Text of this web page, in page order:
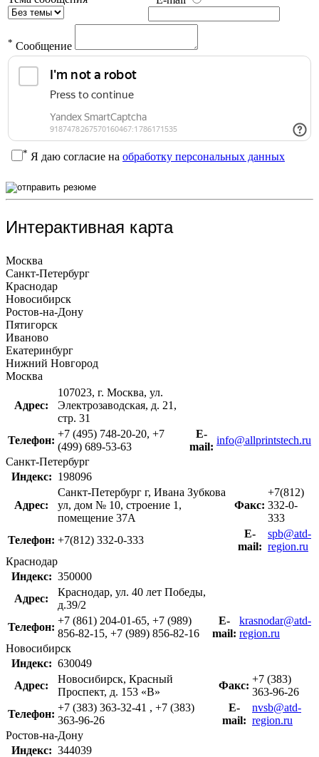
* Сообщение
* Я даю согласие на обработку персональных данных
Интерактивная карта
Москва
Санкт-Петербург
Краснодар
Новосибирск
Ростов-на-Дону
Пятигорск
Иваново
Екатеринбург
Нижний Новгород
Москва
Адрес:
107023, г. Москва, ул.
Электрозаводская, д. 21,
стр. 31
Телефон:
+7 (495) 748-20-20, +7
(499) 689-53-63
Е-
mail:
info@allprintstech.ru
Санкт-Петербург
Индекс: 198096
Адрес:
Санкт-Петербург г, Ивана Зубкова
ул, дом № 10, строение 1,
помещение 37А
Факс:
+7(812)
332-0-
333
Телефон: +7(812) 332-0-333
Е-
mail:
spb@atd-
region.ru
Краснодар
Индекс: 350000
Адрес:
Краснодар, ул. 40 лет Победы,
д.39/2
Телефон:
+7 (861) 204-01-65, +7 (989)
856-82-15, +7 (989) 856-82-16
Е-
mail:
krasnodar@atd-
region.ru
Новосибирск
Индекс: 630049
Адрес:
Новосибирск, Красный
Проспект, д. 153 «В»
Факс:
+7 (383)
363-96-26
Телефон:
+7 (383) 363-32-41 , +7 (383)
363-96-26
Е-
mail:
nvsb@atd-
region.ru
Ростов-на-Дону
Индекс: 344039